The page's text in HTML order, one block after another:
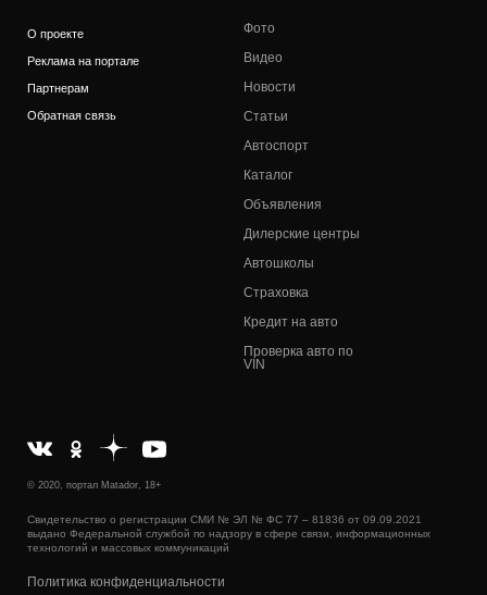
О проекте
Реклама на портале
Партнерам
Обратная связь
Фото
Видео
Новости
Статьи
Автоспорт
Каталог
Объявления
Дилерские центры
Автошколы
Страховка
Кредит на авто
Проверка авто по
VIN
© 2020, портал Matador, 18+
Свидетельство о регистрации СМИ № ЭЛ № ФС 77 – 81836 от 09.09.2021
выдано Федеральной службой по надзору в сфере связи, информационных
технологий и массовых коммуникаций
Политика конфиденциальности